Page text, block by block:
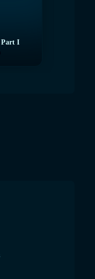
Part I